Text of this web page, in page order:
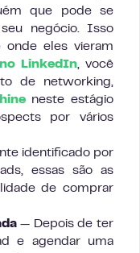
que pode se
negócio. Isso
eles vieram
LinkedIn, você
de networking,
neste estágio
por vários
identificado por
essas são as
de comprar
— Depois de ter
e agendar uma